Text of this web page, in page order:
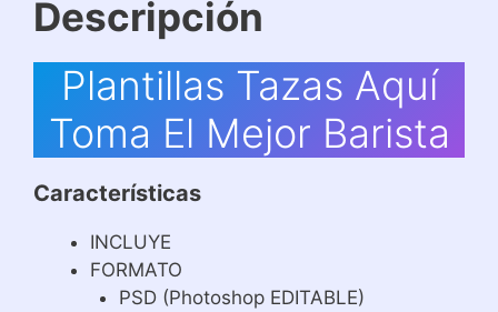
Descripción
Plantillas Tazas Aquí
Toma El Mejor Barista
Características
INCLUYE
FORMATO
PSD (Photoshop EDITABLE)